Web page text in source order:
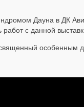
Дауна в ДК
работ с данной
особенным